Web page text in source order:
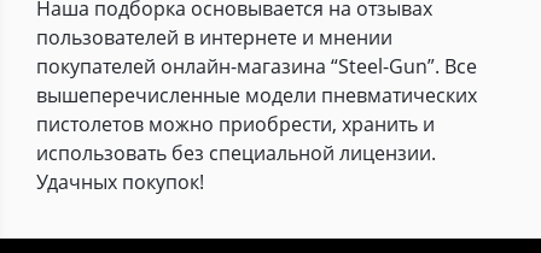
Наша подборка основывается на отзывах
пользователей в интернете и мнении
покупателей онлайн-магазина “Steel-Gun”. Все
вышеперечисленные модели пневматических
пистолетов можно приобрести, хранить и
использовать без специальной лицензии.
Удачных покупок!